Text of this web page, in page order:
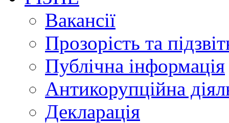
Вакансії
Прозорість та
Публічна інформація
Антикорупційна
Декларація